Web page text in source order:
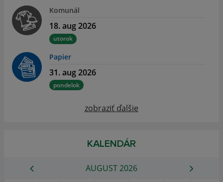
Komunál
18. aug 2026
utorok
Papier
31. aug 2026
pondelok
zobraziť ďalšie
KALENDÁR
AUGUST 2026